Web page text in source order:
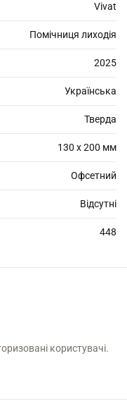
Vivat
Помічниця лиходія
2025
Українська
Тверда
130 х 200 мм
Офсетний
Відсутні
448
користувачі.